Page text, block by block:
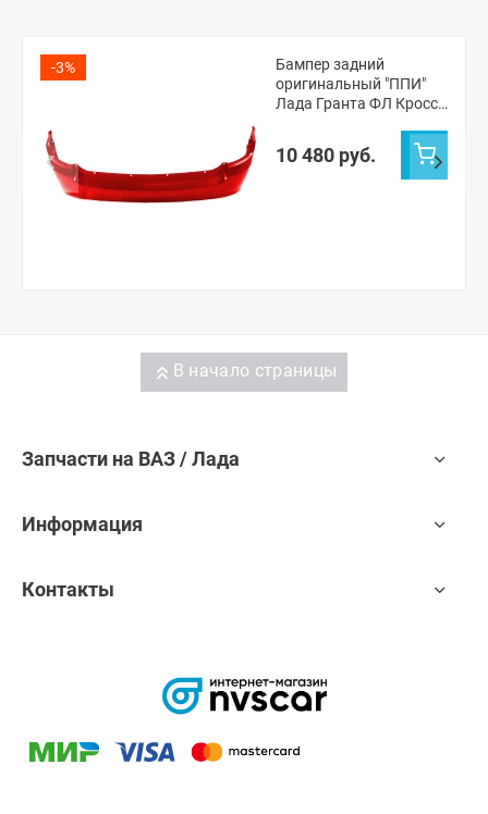
-3%
Бампер задний
оригинальный "ППИ"
Лада Гранта ФЛ Кросс
10 480 руб.
В начало страницы
Запчасти на ВАЗ / Лада
Информация
Контакты